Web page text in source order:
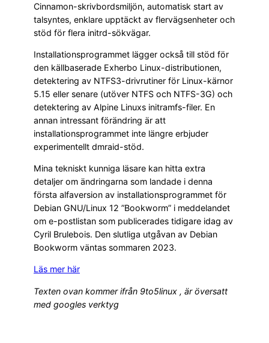
Cinnamon-skrivbordsmiljön, automatisk start av
talsyntes, enklare upptäckt av flervägsenheter och
stöd för flera initrd-sökvägar.
Installationsprogrammet lägger också till stöd för
den källbaserade Exherbo Linux-distributionen,
detektering av NTFS3-drivrutiner för Linux-kärnor
5.15 eller senare (utöver NTFS och NTFS-3G) och
detektering av Alpine Linuxs initramfs-filer. En
annan intressant förändring är att
installationsprogrammet inte längre erbjuder
experimentellt dmraid-stöd.
Mina tekniskt kunniga läsare kan hitta extra
detaljer om ändringarna som landade i denna
första alfaversion av installationsprogrammet för
Debian GNU/Linux 12 ”Bookworm” i meddelandet
om e-postlistan som publicerades tidigare idag av
Cyril Brulebois. Den slutliga utgåvan av Debian
Bookworm väntas sommaren 2023.
Läs mer här
Texten ovan kommer ifrån 9to5linux , är översatt
med googles verktyg